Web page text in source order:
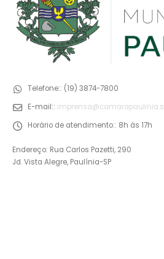
Telefone:: (19) 3874-7800
E-mail::
Horário de atendimento:: 8h às 17h
Endereço: Rua Carlos Pazetti, 290
Jd. Vista Alegre, Paulínia-SP